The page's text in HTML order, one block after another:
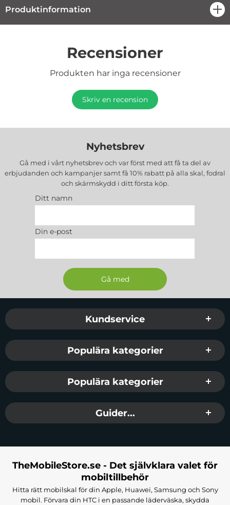
Produktinformation
Recensioner
Produkten har inga recensioner
Skriv en recension
Nyhetsbrev
Gå med i vårt nyhetsbrev och var först med att få ta del av
erbjudanden och kampanjer samt få 10% rabatt på alla skal, fodral
och skärmskydd i ditt första köp.
Ditt namn
Din e-post
Sidfot Blandad info och länkar
Kundservice
Populära kategorier
Populära kategorier
Guider...
TheMobileStore.se - Det självklara valet för
mobiltillbehör
Hitta rätt mobilskal för din Apple, Huawei, Samsung och Sony
mobil. Förvara din HTC i en passande läderväska, skydda